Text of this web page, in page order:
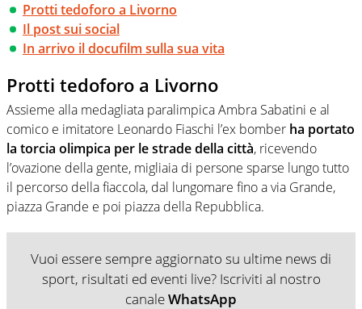
Protti tedoforo a Livorno
Il post sui social
In arrivo il docufilm sulla sua vita
Protti tedoforo a Livorno
Assieme alla medagliata paralimpica Ambra Sabatini e al
comico e imitatore Leonardo Fiaschi l’ex bomber ha portato
la torcia olimpica per le strade della città, ricevendo
l’ovazione della gente, migliaia di persone sparse lungo tutto
il percorso della fiaccola, dal lungomare fino a via Grande,
piazza Grande e poi piazza della Repubblica.
Vuoi essere sempre aggiornato su ultime news di
sport, risultati ed eventi live? Iscriviti al nostro
canaleWhatsApp